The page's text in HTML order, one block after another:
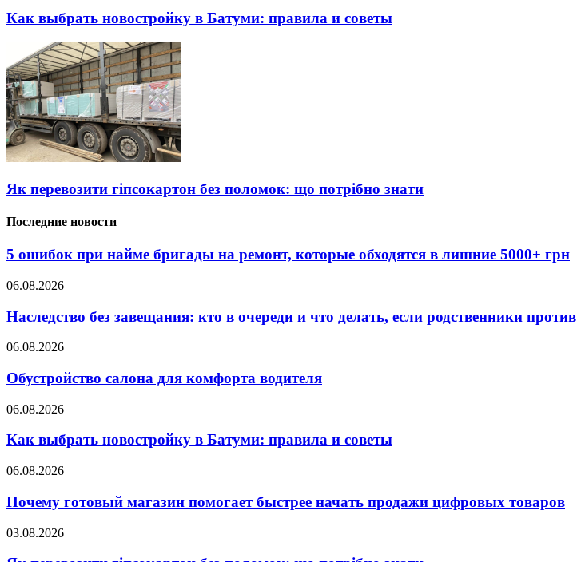
Как выбрать новостройку в Батуми: правила и советы
Як перевозити гіпсокартон без поломок: що потрібно знати
Последние новости
5 ошибок при найме бригады на ремонт, которые обходятся в лишние 5000+ грн
06.08.2026
Наследство без завещания: кто в очереди и что делать, если родственники против
06.08.2026
Обустройство салона для комфорта водителя
06.08.2026
Как выбрать новостройку в Батуми: правила и советы
06.08.2026
Почему готовый магазин помогает быстрее начать продажи цифровых товаров
03.08.2026